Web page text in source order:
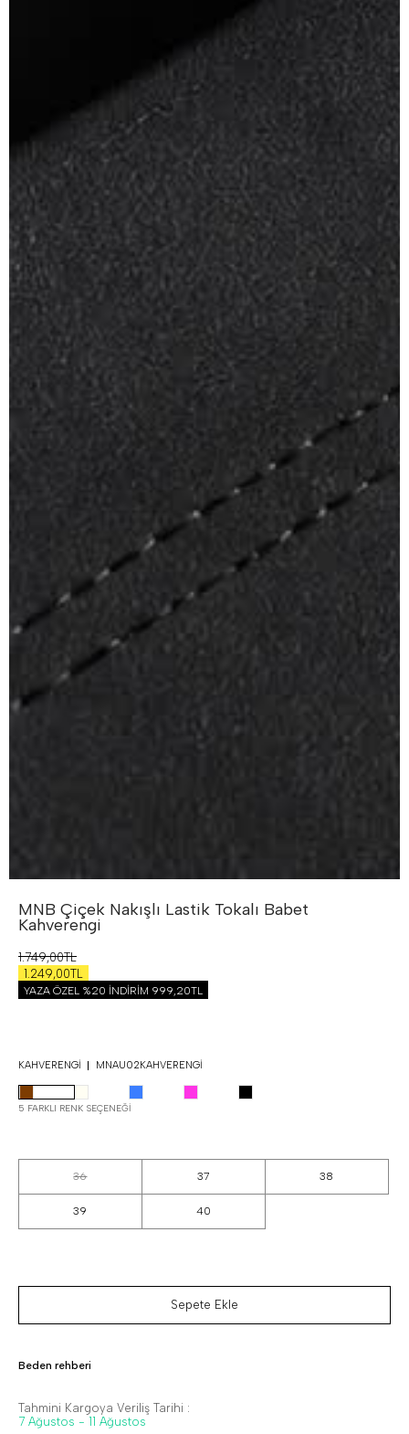
MNB Çiçek Nakışlı Lastik Tokalı Babet
Kahverengi
1.749,00TL
1.249,00TL
YAZA ÖZEL %20 İNDİRİM 999,20TL
KAHVERENGI MNAU02KAHVERENGI
5 FARKLI RENK SEÇENEĞI
36 37 38
39 40
Sepete Ekle
Beden rehberi
Tahmini Kargoya Veriliş Tarihi :
7 Ağustos - 11 Ağustos